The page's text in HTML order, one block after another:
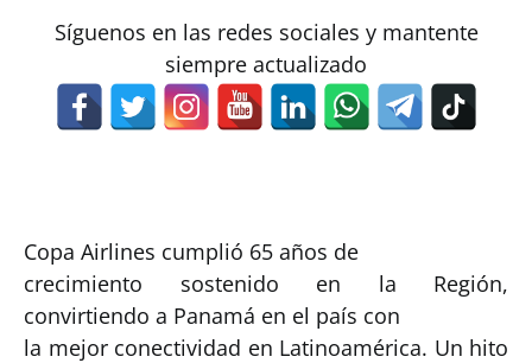
Síguenos en las redes sociales y mantente
siempre actualizado
Copa Airlines cumplió 65 años de
crecimiento sostenido en la Región,
convirtiendo a Panamá en el país con
la mejor conectividad en Latinoamérica. Un hito